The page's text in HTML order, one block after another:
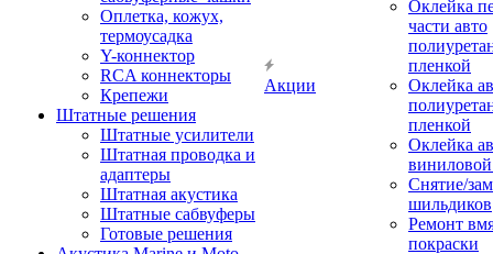
Оплетка, кожух,
термоусадка
Y-коннектор
RCA коннекторы
Крепежи
Штатные решения
Штатные усилители
Штатная проводка и
адаптеры
Штатная акустика
Штатные сабвуферы
Готовые решения
Акции
Оклейка
части авто
пленкой
Оклейка
пленкой
Оклейка
Снятие/
шильдиков
Ремонт
покраски